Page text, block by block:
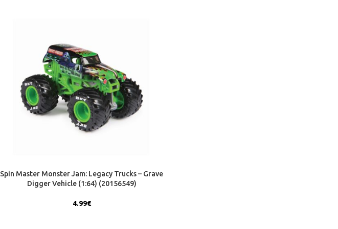
Spin Master Monster Jam: Legacy Trucks – Grave
Digger Vehicle (1:64) (20156549)
4.99€